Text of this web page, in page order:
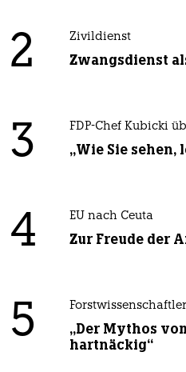
2 Zivildienst
Zwangsdienst
3 FDP-Chef Kubicki
„Wie Sie sehen,
4 EU nach Ceuta
Zur Freude der
5
„Der Mythos
hartnäckig“